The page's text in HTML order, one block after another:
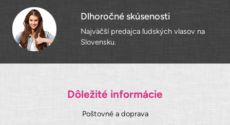
Dlhoročné skúsenosti
Najväčší predajca ľudských vlasov na
Slovensku.
Dôležité informácie
Poštovné a doprava